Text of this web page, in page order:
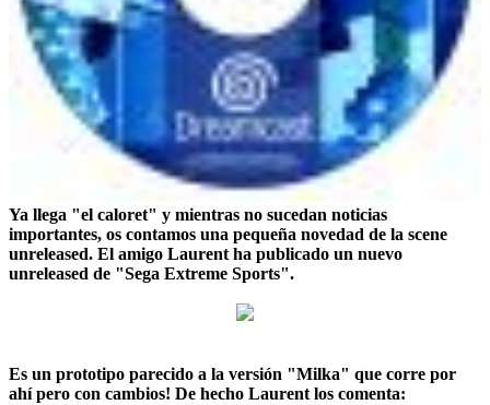
Ya llega "el caloret" y mientras no sucedan noticias
importantes, os contamos una pequeña novedad de la scene
unreleased. El amigo Laurent ha publicado un nuevo
unreleased de "Sega Extreme Sports".
Es un prototipo parecido a la versión "Milka" que corre por
ahí pero con cambios! De hecho Laurent los comenta: